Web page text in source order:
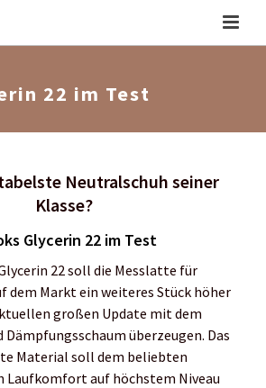
22 im Test
Neutralschuh seiner
Klasse?
Glycerin 22 im Test
22 soll die Messlatte für
dem Markt ein weiteres Stück höher
großen Update mit dem
Dämpfungsschaum überzeugen. Das
Material soll dem beliebten
Laufkomfort auf höchstem Niveau